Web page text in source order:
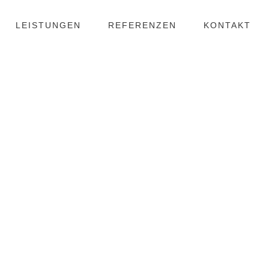
LEISTUNGEN REFERENZEN KONTAKT